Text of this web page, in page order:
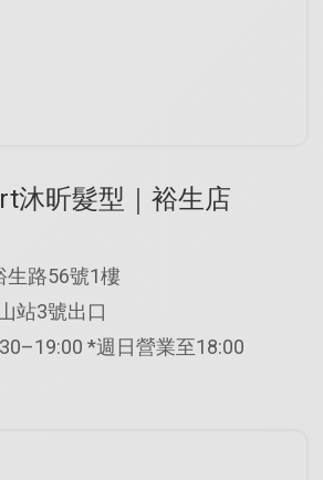
沐昕髮型｜裕生店
生路56號1樓
站3號出口
*週日營業至18:00